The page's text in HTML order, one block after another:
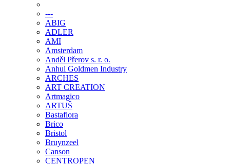
---
ABIG
ADLER
AMI
Amsterdam
Anděl Přerov s. r. o.
Anhui Goldmen Industry
ARCHES
ART CREATION
Artmagico
ARTUŠ
Bastaflora
Brico
Bristol
Bruynzeel
Canson
CENTROPEN